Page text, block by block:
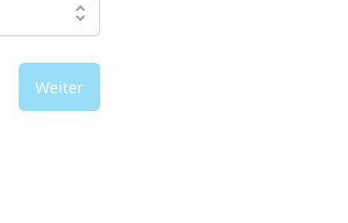
Weiter